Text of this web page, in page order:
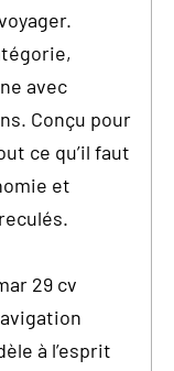
avec
Conçu pour
ce qu’il faut
et
29 cv
à l’esprit